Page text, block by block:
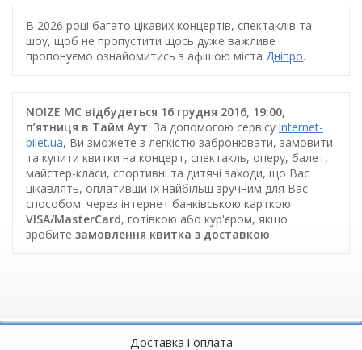
В 2026 році багато цікавих концертів, спектаклів та
шоу, щоб не пропустити щось дуже важливе
пропонуємо ознайомитись з афішою міста Дніпро.
NOIZE MC відбудеться 16 грудня 2016, 19:00,
п’ятниця в Тайм Аут. За допомогою сервісу internet-
bilet.ua, Ви зможете з легкістю забронювати, замовити
та купити квитки на концерт, спектакль, оперу, балет,
майстер-класи, спортивні та дитячі заходи, що Вас
цікавлять, оплативши їх найбільш зручним для Вас
способом: через інтернет банківською карткою
VISA/MasterCard, готівкою або кур'єром, якщо
зробите замовлення квитка з доставкою.
Доставка і оплата